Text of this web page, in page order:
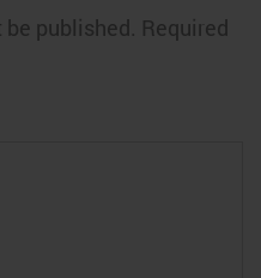
published. Required